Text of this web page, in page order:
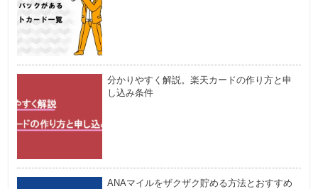
分かりやすく解説。楽天カードの作り方と申
し込み条件
ANAマイルをザクザク貯める方法とおすすめ